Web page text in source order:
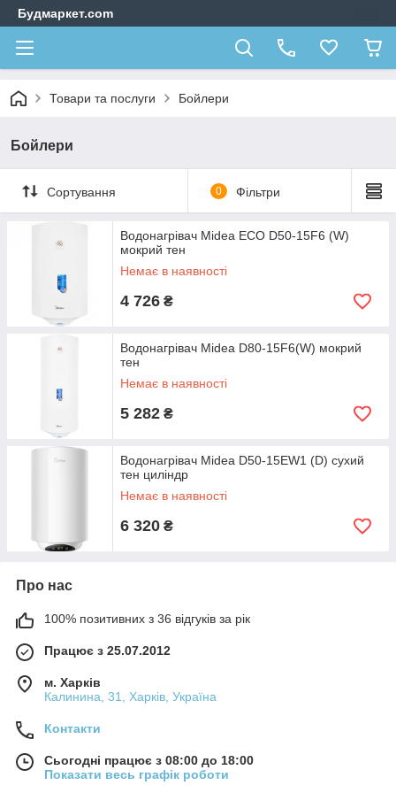
Будмаркет.com
Товари та послуги Бойлери
Бойлери
Сортування 0 Фільтри
Водонагрівач Midea ECO D50-15F6 (W)
мокрий тен
Немає в наявності
4 726 ₴
Водонагрівач Midea D80-15F6(W) мокрий
тен
Немає в наявності
5 282 ₴
Водонагрівач Midea D50-15EW1 (D) сухий
тен циліндр
Немає в наявності
6 320 ₴
Про нас
100% позитивних з 36 відгуків за рік
Працює з 25.07.2012
м. Харків
Калинина, 31, Харків, Україна
Контакти
Сьогодні працює з 08:00 до 18:00
Показати весь графік роботи